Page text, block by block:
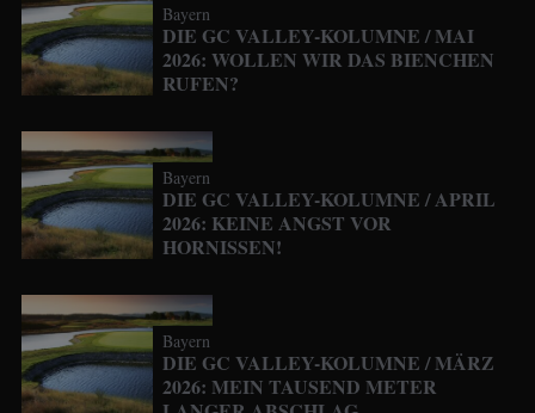
Bayern
DIE GC VALLEY-KOLUMNE / MAI
2026: WOLLEN WIR DAS BIENCHEN
RUFEN?
Bayern
DIE GC VALLEY-KOLUMNE / APRIL
2026: KEINE ANGST VOR
HORNISSEN!
Bayern
DIE GC VALLEY-KOLUMNE / MÄRZ
2026: MEIN TAUSEND METER